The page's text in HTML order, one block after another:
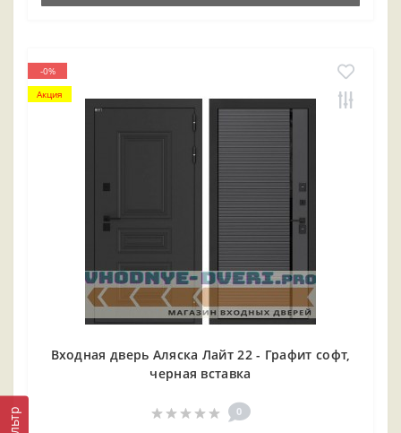
-0%
Акция
Входная дверь Аляска Лайт 22 - Графит софт,
черная вставка
0